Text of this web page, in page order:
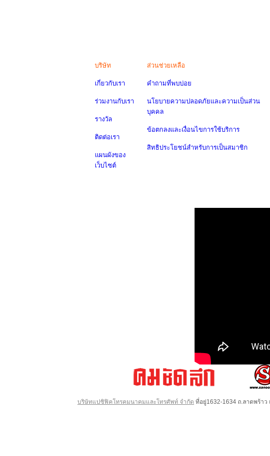
บริษัท
เกี่ยวกับเรา
ร่วมงานกับเรา
รางวัล
ติดต่อเรา
แผนผังของ
เว็บไซต์
ส่วนช่วยเหลือ
คำถามที่พบบ่อย
นโยบายความปลอดภัยและความเป็นส่วน
บุคคล
ข้อตกลงและเงื่อนไขการใช้บริการ
สิทธิประโยชน์สำหรับการเป็นสมาชิก
บริษัทแปซิฟิคโทรคมนาคมและโทรศัพท์ จำกัด ที่อยู่1632-1634 ถ.ลาดพร้าว